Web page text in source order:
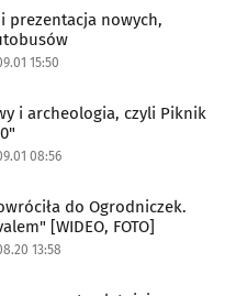
prezentacja nowych,
15:50
i archeologia, czyli Piknik
08:56
do Ogrodniczek.
[WIDEO, FOTO]
13:58